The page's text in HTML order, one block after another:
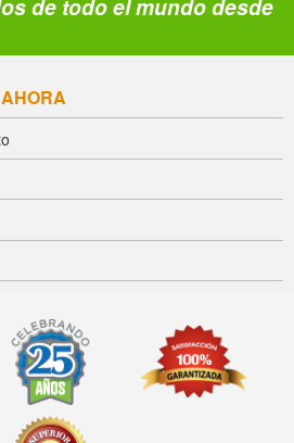
de todo el mundo desde